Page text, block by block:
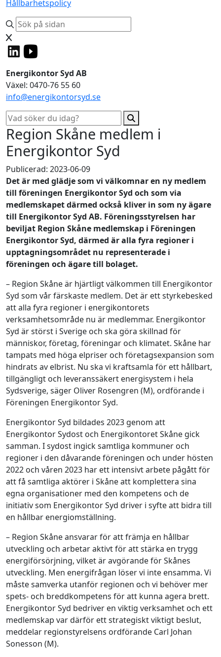
Hållbarhetspolicy
Energikontor Syd AB
Växel: 0470-76 55 60
info@energikontorsyd.se
Region Skåne medlem i
Energikontor Syd
Publicerad: 2023-06-09
Det är med glädje som vi välkomnar en ny medlem
till föreningen Energikontor Syd och som via
medlemskapet därmed också kliver in som ny ägare
till Energikontor Syd AB. Föreningsstyrelsen har
beviljat Region Skåne medlemskap i Föreningen
Energikontor Syd, därmed är alla fyra regioner i
upptagningsområdet nu representerade i
föreningen och ägare till bolaget.
– Region Skåne är hjärtligt välkommen till Energikontor
Syd som vår färskaste medlem. Det är ett styrkebesked
att alla fyra regioner i energikontorets
verksamhetsområde nu är medlemmar. Energikontor
Syd är störst i Sverige och ska göra skillnad för
människor, företag, föreningar och klimatet. Skåne har
tampats med höga elpriser och företagsexpansion som
hindrats av elbrist. Nu ska vi kraftsamla för ett hållbart,
tillgängligt och leveranssäkert energisystem i hela
Sydsverige, säger Oliver Rosengren (M), ordförande i
Föreningen Energikontor Syd.
Energikontor Syd bildades 2023 genom att
Energikontor Sydost och Energikontoret Skåne gick
samman. I sydost ingick samtliga kommuner och
regioner i den dåvarande föreningen och under hösten
2022 och våren 2023 har ett intensivt arbete pågått för
att få samtliga aktörer i Skåne att komplettera sina
egna organisationer med den kompetens och de
initiativ som Energikontor Syd driver i syfte att bidra till
en hållbar energiomställning.
– Region Skåne ansvarar för att främja en hållbar
utveckling och arbetar aktivt för att stärka en trygg
energiförsörjning, vilket är avgörande för Skånes
utveckling. Men energifrågan löser vi inte ensamma. Vi
måste samverka utanför regionen och vi behöver mer
spets- och breddkompetens för att kunna agera brett.
Energikontor Syd bedriver en viktig verksamhet och ett
medlemskap var därför ett strategiskt viktigt beslut,
meddelar regionstyrelsens ordförande Carl Johan
Sonesson (M).